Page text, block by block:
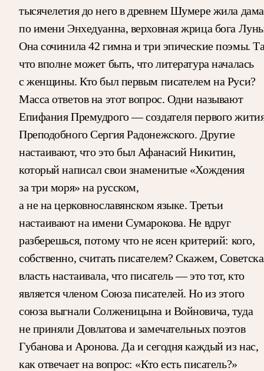
тысячелетия до него в древнем Шумере жила дама
по имени Энхедуанна, верховная жрица бога
Она сочинила 42 гимна и три эпические поэмы.
что вполне может быть, что литература началась
с женщины. Кто был первым писателем на Руси?
Масса ответов на этот вопрос. Одни называют
Епифания Премудрого — создателя первого
Преподобного Сергия Радонежского. Другие
настаивают, что это был Афанасий Никитин,
который написал свои знаменитые «Хождения
за три моря» на русском,
а не на церковнославянском языке. Третьи
настаивают на имени Сумарокова. Не вдруг
разберешься, потому что не ясен критерий: кого,
собственно, считать писателем? Скажем,
власть настаивала, что писатель — это тот, кто
является членом Союза писателей. Но из этого
союза выгнали Солженицына и Войновича, туда
не приняли Довлатова и замечательных поэтов
Губанова и Аронова. Да и сегодня каждый из нас,
как отвечает на вопрос: «Кто есть писатель?»